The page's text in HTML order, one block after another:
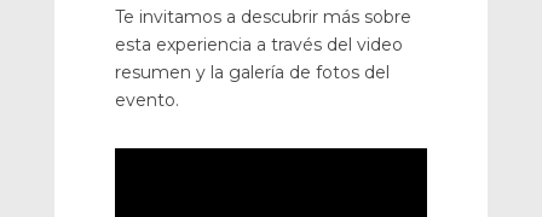
Te invitamos a descubrir más sobre
esta experiencia a través del video
resumen y la galería de fotos del
evento.